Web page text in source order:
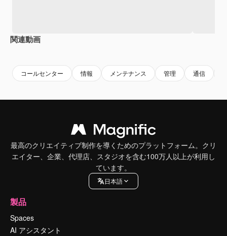
関連動画
コールセンター 情報 メンテナンス 管理 通信
最高のクリエイティブ制作を導くためのプラットフォーム。クリ
エイター、企業、代理店、スタジオを含む100万人以上が利用し
ています。
日本語
製品
Spaces
AI アシスタント